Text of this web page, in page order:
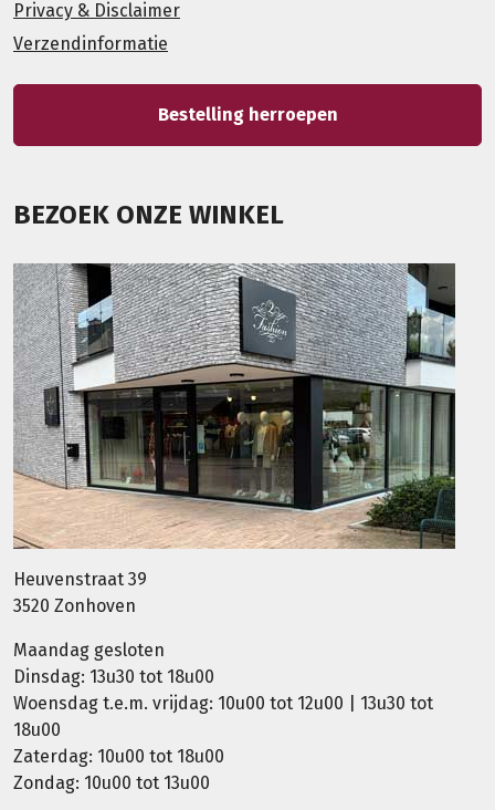
Privacy & Disclaimer
Verzendinformatie
Bestelling herroepen
BEZOEK ONZE WINKEL
Heuvenstraat 39
3520 Zonhoven
Maandag gesloten
Dinsdag: 13u30 tot 18u00
Woensdag t.e.m. vrijdag: 10u00 tot 12u00 | 13u30 tot
18u00
Zaterdag: 10u00 tot 18u00
Zondag: 10u00 tot 13u00